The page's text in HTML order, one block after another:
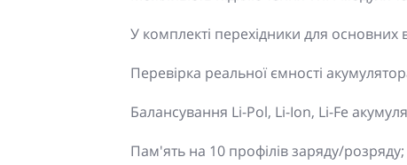
У комплекті перехідники для основних
Перевірка реальної ємності
Балансування Li-Pol, Li-Ion, Li-Fe
Пам'ять на 10 профілів заряду/розряду;